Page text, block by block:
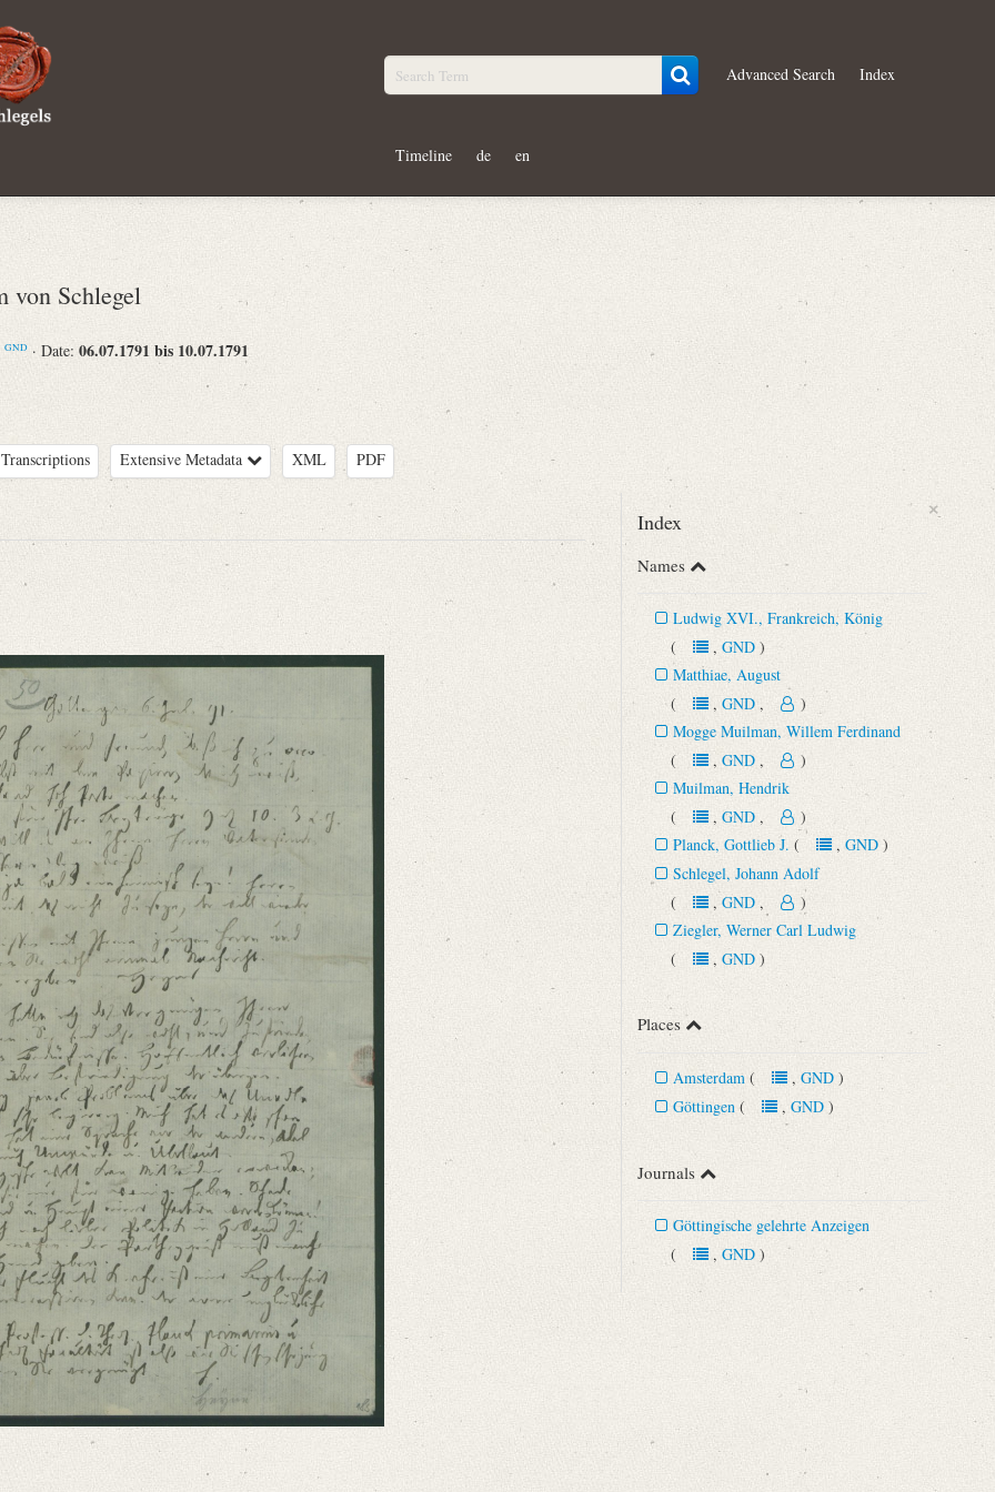
Advanced Search Index
Timeline de en
von Schlegel
GND · Date: 06.07.1791 bis 10.07.1791
Extensive Metadata XML PDF
selbst mit dem Papier, [...]“
×
Index
Names
Ludwig XVI., Frankreich, König
(, GND)
Matthiae, August
(, GND, )
Mogge Muilman, Willem Ferdinand
(, GND, )
Muilman, Hendrik
(, GND, )
Planck, Gottlieb J. (, GND)
Schlegel, Johann Adolf
(, GND, )
Ziegler, Werner Carl Ludwig
(, GND)
Places
Amsterdam (, GND)
Göttingen (, GND)
Journals
Göttingische gelehrte Anzeigen
(, GND)